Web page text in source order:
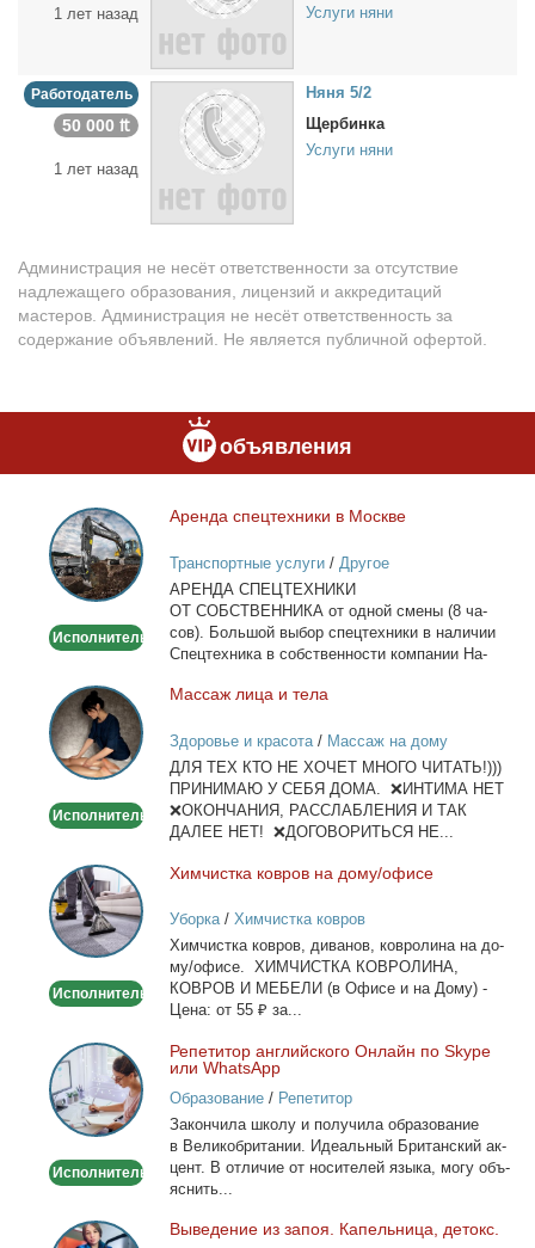
1 лет назад
Услуги няни
Работодатель
50 000 ₶
1 лет назад
Ня­ня 5/2
Щербинка
Услуги няни
Администрация не несёт ответственности за отсутствие
надлежащего образования, лицензий и аккредитаций
мастеров. Администрация не несёт ответственность за
содержание объявлений. Не является публичной офертой.
объявления
Аренда
спецтехники
в
Москве
Исполнитель
Арен­да спец­тех­ни­ки в Москве
Транспортные услуги/ Другое
АРЕНДА СПЕЦТЕХНИКИ
ОТ СОБСТВЕННИКА от од­ной сме­ны (8 ча­
сов). Боль­шой вы­бор спец­тех­ни­ки в на­ли­чии
Спец­тех­ни­ка в соб­ствен­но­сти ком­па­нии На­
Массаж
лица
и
тела
Исполнитель
Мас­саж ли­ца и те­ла
Здоровье и красота/ Массаж на дому
ДЛЯ ТЕХ КТО НЕ ХОЧЕТ МНОГО ЧИТАТЬ!)))
ПРИНИМАЮ У СЕБЯ ДОМА. ❌ИНТИМА НЕТ
❌ОКОНЧАНИЯ, РАССЛАБЛЕНИЯ И ТАК
ДАЛЕЕ НЕТ! ❌ДОГОВОРИТЬСЯ НЕ...
Химчистка
ковров
на
дому/
Исполнитель
Хим­чист­ка ков­ров на до­му/офи­се
Уборка/ Химчистка ковров
Хим­чист­ка ков­ров, ди­ва­нов, ков­ро­ли­на на до­
му/офи­се. ХИМЧИСТКА КОВРОЛИНА,
КОВРОВ И МЕБЕЛИ (в Офи­се и на До­му) -
Це­на: от 55 ₽ за...
Репетитор
английского
Онлайн
по
или
Исполнитель
Ре­пе­ти­тор ан­глий­ско­го Он­лайн по Skype
или WhatsApp
Образование/ Репетитор
За­кон­чи­ла шко­лу и по­лу­чи­ла об­ра­зо­ва­ние
в Ве­ли­ко­бри­та­нии. Иде­аль­ный Бри­тан­ский ак­
цент. В от­ли­чие от но­си­те­лей язы­ка, мо­гу объ­
яс­нить...
Выведение
Вы­ве­де­ние из за­поя. Ка­пель­ни­ца, де­токс.